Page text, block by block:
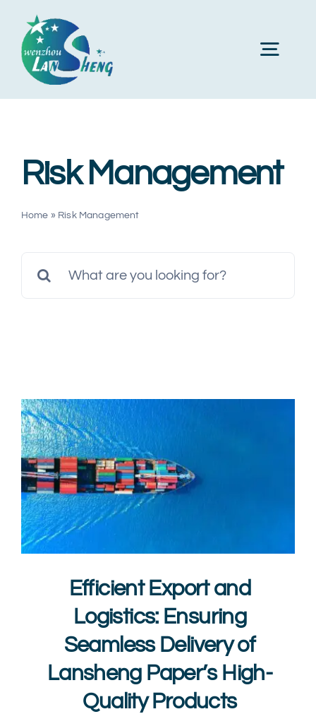
content
Hakkımızda
Ürünler
makineler
Iletişim
Risk Management
Home » Risk Management
Efficient Export and
Logistics: Ensuring
Seamless Delivery of
Lansheng Paper’s High-
Quality Products